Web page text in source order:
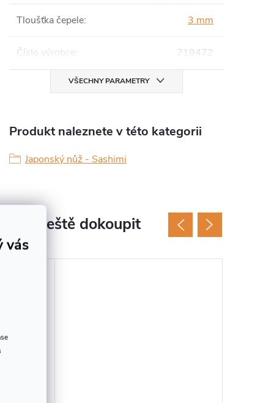
vás
Tloušťka čepele: 3 mm
Číslo výrobce: 719472
VŠECHNY PARAMETRY
Produkt naleznete v této kategorii
Japonský nůž - Sashimi
ještě dokoupit